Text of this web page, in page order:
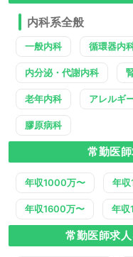
内科系全般
一般内科 循環器内
内分泌・代謝内科
老年内科 アレルギ
膠原病科
常勤医
年収1000万〜 年
年収1600万〜 年収
常勤医師求